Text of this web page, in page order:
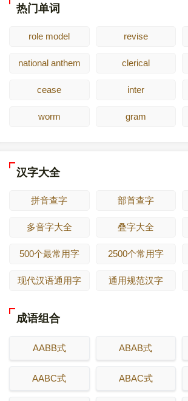
热门单词
role model revise
national anthem clerical
cease inter
worm gram
汉字大全
拼音查字 部首查字
多音字大全 叠字大全
500个最常用字 2500个常用字
现代汉语通用字 通用规范汉字
成语组合
AABB式 ABAB式
AABC式 ABAC式